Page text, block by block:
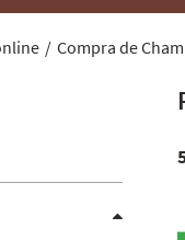
Compra de